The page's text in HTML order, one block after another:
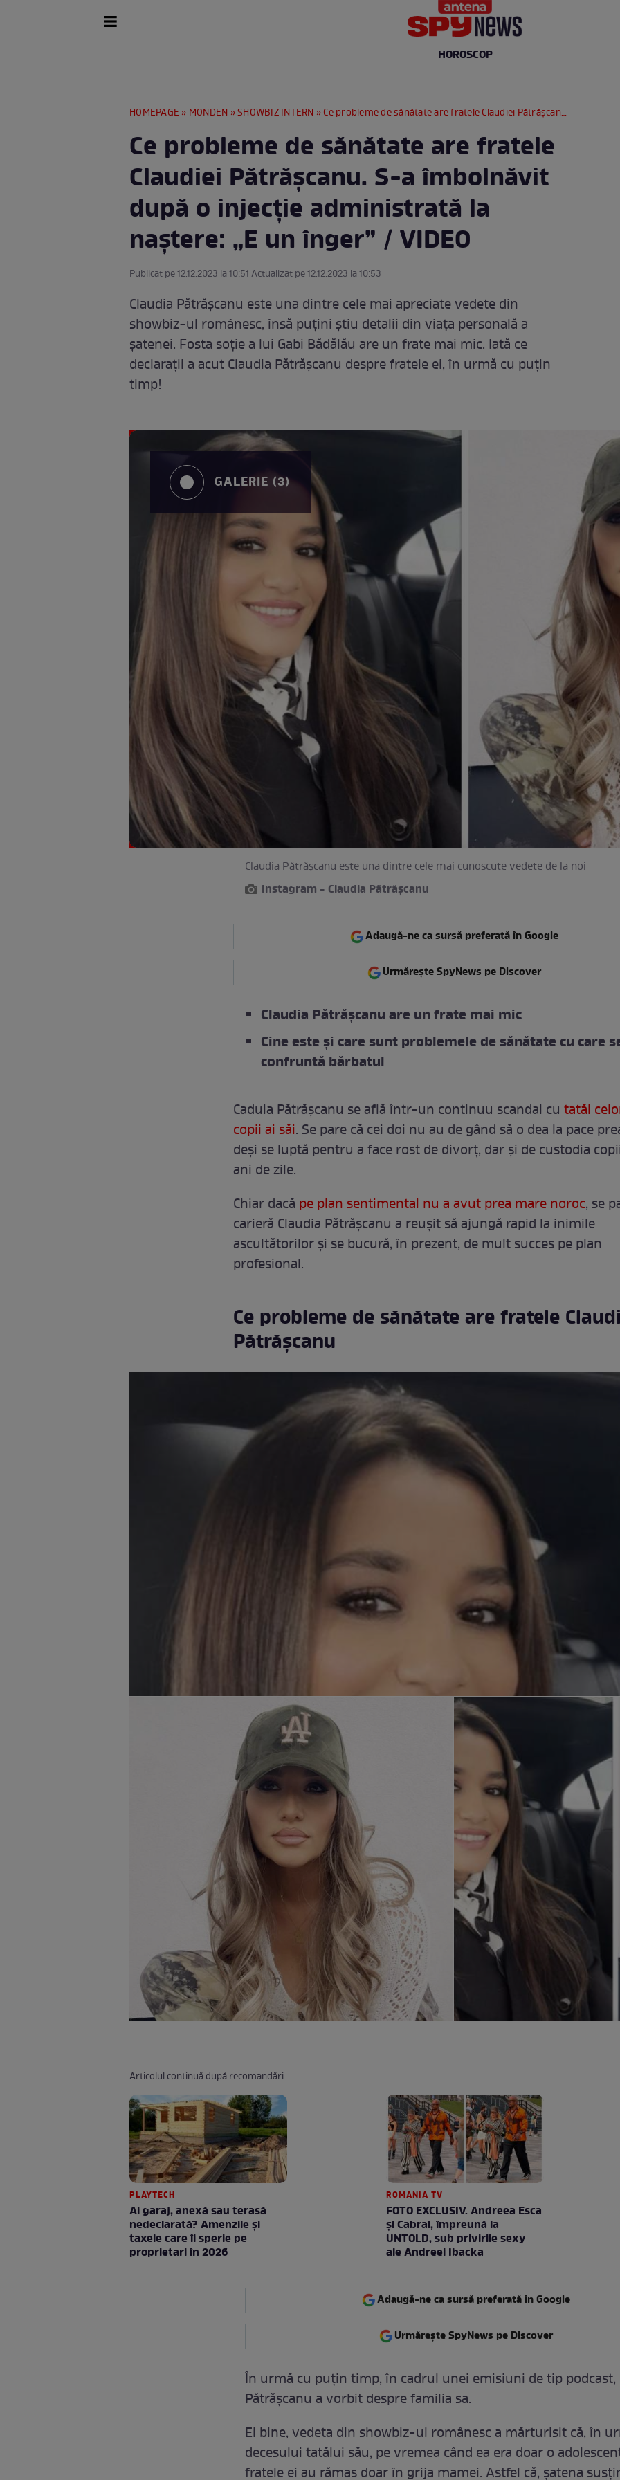
HOROSCOP
HOMEPAGE » MONDEN »SHOWBIZ INTERN » Ce probleme de sănătate are fratele Claudiei Pătrășcanu. S-a îmbolnăvit după o injecție administrată la naștere: „E un înger” / VIDEO
Ce probleme de sănătate are fratele
Claudiei Pătrășcanu. S-a îmbolnăvit
după o injecție administrată la
naștere: „E un înger” / VIDEO
Publicat pe 12.12.2023 la 10:51 Actualizat pe 12.12.2023 la 10:53
Claudia Pătrășcanu este una dintre cele mai apreciate vedete din
showbiz-ul românesc, însă puțini știu detalii din viața personală a
șatenei. Fosta soție a lui Gabi Bădălău are un frate mai mic. Iată ce
declarații a acut Claudia Pătrășcanu despre fratele ei, în urmă cu puțin
timp!
GALERIE (3)
Claudia Pătrășcanu este una dintre cele mai cunoscute vedete de la noi
Instagram - Claudia Pătrășcanu
Adaugă-ne ca sursă preferată în Google
Urmărește SpyNews pe Discover
Claudia Pătrășcanu are un frate mai mic
Cine este și care sunt problemele de sănătate cu care
confruntă bărbatul
Caduia Pătrășcanu se află într-un continuu scandal cu tatăl
copii ai săi. Se pare că cei doi nu au de gând să o dea la pace
deși se luptă pentru a face rost de divorț, dar și de custodia
ani de zile.
Chiar dacă pe plan sentimental nu a avut prea mare noroc, se
carieră Claudia Pătrășcanu a reușit să ajungă rapid la inimile
ascultătorilor și se bucură, în prezent, de mult succes pe plan
profesional.
Ce probleme de sănătate are fratele
Pătrășcanu
Articolul continuă după recomandări
PLAYTECH
Ai garaj, anexă sau terasă
nedeclarată? Amenzile și
taxele care îi sperie pe
proprietari în 2026
ROMANIA TV
FOTO EXCLUSIV. Andreea Esca
şi Cabral, împreună la
UNTOLD, sub privirile sexy
ale Andreei Ibacka
Adaugă-ne ca sursă preferată în Google
Urmărește SpyNews pe Discover
În urmă cu puțin timp, în cadrul unei emisiuni de tip podcast,
Pătrășcanu a vorbit despre familia sa.
Ei bine, vedeta din showbiz-ul românesc a mărturisit că, în
decesului tatălui său, pe vremea când ea era doar o
fratele ei au rămas doar în grija mamei. Astfel că, șatena